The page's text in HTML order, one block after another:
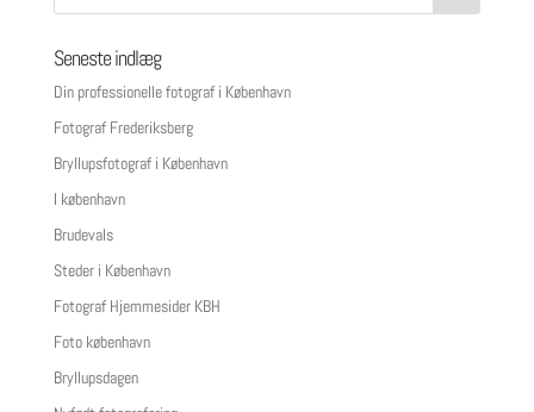
Seneste indlæg
Din professionelle fotograf i København
Fotograf Frederiksberg
Bryllupsfotograf i København
I københavn
Brudevals
Steder i København
Fotograf Hjemmesider KBH
Foto københavn
Bryllupsdagen